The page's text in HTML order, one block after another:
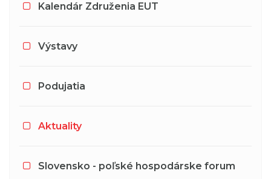
Kalendár Združenia EUT
Výstavy
Podujatia
Aktuality
Slovensko - poľské hospodárske forum